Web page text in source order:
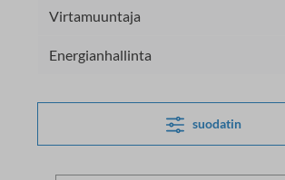
Virtamuuntaja
Energianhallinta
suodatin